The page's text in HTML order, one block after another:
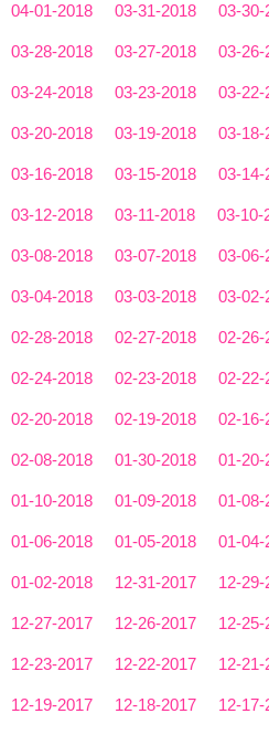
04-01-2018 03-31-2018 03-30-
03-28-2018 03-27-2018 03-26-
03-24-2018 03-23-2018 03-22-
03-20-2018 03-19-2018 03-18-
03-16-2018 03-15-2018 03-14-
03-12-2018 03-11-2018 03-10-
03-08-2018 03-07-2018 03-06-
03-04-2018 03-03-2018 03-02-
02-28-2018 02-27-2018 02-26-
02-24-2018 02-23-2018 02-22-
02-20-2018 02-19-2018 02-16-
02-08-2018 01-30-2018 01-20-
01-10-2018 01-09-2018 01-08-
01-06-2018 01-05-2018 01-04-
01-02-2018 12-31-2017 12-29-
12-27-2017 12-26-2017 12-25-
12-23-2017 12-22-2017 12-21-
12-19-2017 12-18-2017 12-17-